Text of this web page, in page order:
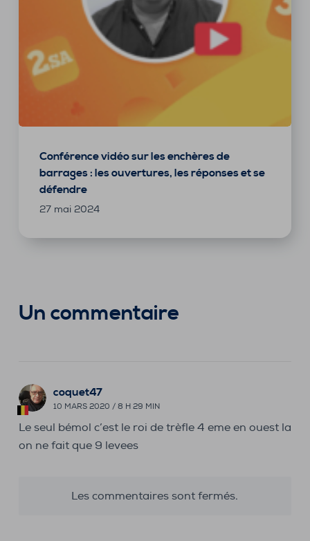
Conférence vidéo sur les enchères de
barrages : les ouvertures, les réponses et se
défendre
27 mai 2024
Un commentaire
coquet47
10 MARS 2020 / 8 H 29 MIN
Le seul bémol c’est le roi de trèfle 4 eme en ouest la
on ne fait que 9 levees
Les commentaires sont fermés.